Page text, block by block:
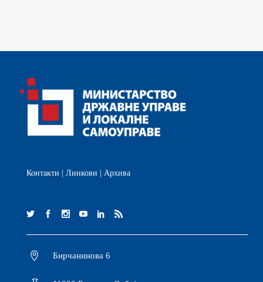
Контакти Линкови Архива
Бирчанинова 6